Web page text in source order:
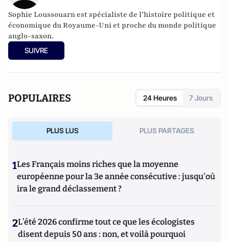
Sophie Loussouarn est spécialiste de l’histoire politique et
économique du Royaume-Uni et proche du monde politique
anglo-saxon.
SUIVRE
POPULAIRES 24 Heures 7 Jours
PLUS LUS PLUS PARTAGES
1Les Français moins riches que la moyenne
européenne pour la 3e année consécutive : jusqu'où
ira le grand déclassement ?
2L’été 2026 confirme tout ce que les écologistes
disent depuis 50 ans : non, et voilà pourquoi